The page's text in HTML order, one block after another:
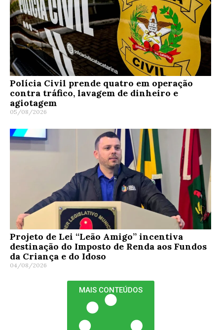
Polícia Civil prende quatro em operação
contra tráfico, lavagem de dinheiro e
agiotagem
05/08/2026
Projeto de Lei “Leão Amigo” incentiva
destinação do Imposto de Renda aos Fundos
da Criança e do Idoso
04/08/2026
MAIS CONTEÚDOS